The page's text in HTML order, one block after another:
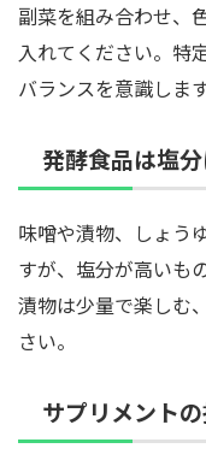
副菜を組み合わせ、
入れてください。特
バランスを意識します
発酵食品は塩
味噌や漬物、しょう
すが、塩分が高いも
漬物は少量で楽しむ
さい。
サプリメント